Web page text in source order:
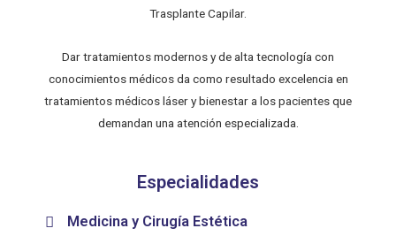
Trasplante Capilar.
Dar tratamientos modernos y de alta tecnología con
conocimientos médicos da como resultado excelencia en
tratamientos médicos láser y bienestar a los pacientes que
demandan una atención especializada.
Especialidades
Medicina y Cirugía Estética